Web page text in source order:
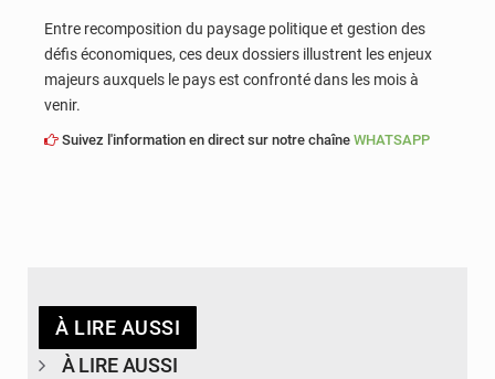
Entre recomposition du paysage politique et gestion des
défis économiques, ces deux dossiers illustrent les enjeux
majeurs auxquels le pays est confronté dans les mois à
venir.
Suivez l'information en direct sur notre chaîne WHATSAPP
À LIRE AUSSI
À LIRE AUSSI